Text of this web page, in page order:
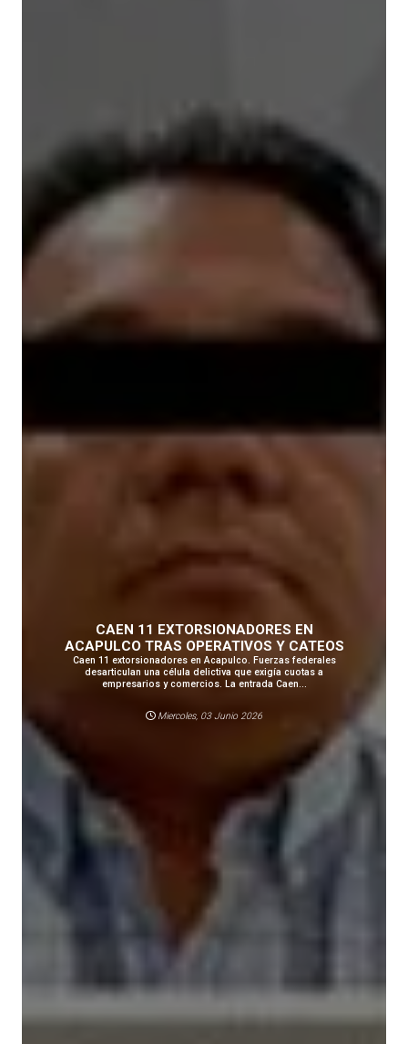
CAEN 11 EXTORSIONADORES EN
ACAPULCO TRAS OPERATIVOS Y CATEOS
Caen 11 extorsionadores en Acapulco. Fuerzas federales
desarticulan una célula delictiva que exigía cuotas a
empresarios y comercios. La entrada Caen...
Miercoles, 03 Junio 2026